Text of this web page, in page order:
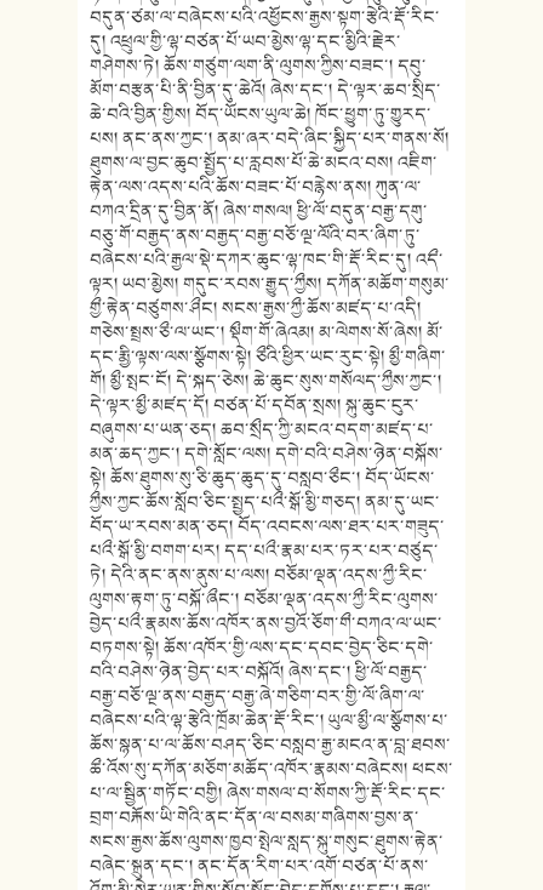
བདུན་ཙམ་ལ་བཞེངས་པའི་འཕྱོངས་རྒྱས་སྟག་རྩེའི་རྡོ་རིང་
དུ། འཕྲུལ་གྱི་ལྷ་བཙན་པོ་ཡབ་མྱེས་ལྷ་དང་མྱིའི་རྗེར་
གཤེགས་ཏེ། ཆོས་གཙུག་ལག་ནི་ལུགས་ཀྱིས་བཟང་། དབུ་
མོག་བརྩན་པི་ནི་བྱིན་དུ་ཆེའོ། ཞེས་དང་། དེ་ལྟར་ཆབ་སྲིད་
ཆེ་བའི་བྱིན་གྱིས། བོད་ཡོངས་ཡུལ་ཆེ། ཁོང་ཕྱུག་ཏུ་གྱུརད་
པས། ནང་ནས་ཀྱང་། ནམ་ཞར་བདེ་ཞིང་སྐྱིད་པར་གནས་སོ།
ཐུགས་ལ་བྱང་ཆུབ་སྤྱོད་པ་རླབས་པོ་ཆེ་མངའ་བས། འཇིག་
རྟེན་ལས་འདས་པའི་ཆོས་བཟང་པོ་བརྙེས་ནས། ཀུན་ལ་
བཀའ་དྲིན་དུ་བྱིན་ནོ། ཞེས་གསལ། ཕྱི་ལོ་བདུན་བརྒྱ་དགུ་
བཅུ་གོ་བརྒྱད་ནས་བརྒྱད་བརྒྱ་བཅོ་ལྔ་ལོའི་བར་ཞིག་ཏུ་
བཞེངས་པའི་རྒྱལ་སྡེ་དཀར་ཆུང་ལྷ་ཁང་གི་རྡོ་རིང་དུ། འདྀ་
ལྟར། ཡབ་མྱེས། གདུང་རབས་རྒྱུད་ཀྱྀས། དཀོན་མཆོག་གསུམ་
གྱྀ་རྟེན་བཙུགས་ཤྀང། སངས་རྒྱས་ཀྱྀ་ཆོས་མཛད་པ་འདི།
གཅེས་སྤྲས་ཅྀ་ལ་ཡང་། སྡྀག་གོ་ཞེའམ། མ་ལེགས་སོ་ཞེས། མོ་
དང་རྨྱི་ལྟས་ལས་སྩོགས་སྟེ། ཅྀའི་ཕྱིར་ཡང་རུང་སྟེ། མྱྀ་གཞིག་
གོ། མྱྀ་སྤང་ངོ། དེ་སྐད་ཅེས། ཆེ་ཆུང་སུས་གསོལད་ཀྱྀས་ཀྱང་།
དེ་ལྟར་མྱྀ་མཛད་དོ། བཙན་པོ་དབོན་སྲས། སྐུ་ཆུང་ངུར་
བཞུགས་པ་ཡན་ཅད། ཆབ་སྲྀད་ཀྱི་མངའ་བདག་མཛད་པ་
མན་ཆད་ཀྱང་། དགེ་སློང་ལས། དགེ་བའི་བཤེས་ཉེན་བསྐོས་
སྟེ། ཆོས་ཐུགས་སུ་ཅི་ཆུད་ཆུད་དུ་བསླབ་ཅྀང་། བོད་ཡོངས་
ཀྱྀས་ཀྱང་ཆོས་སློབ་ཅིང་སྤྱད་པའྀ་སྒོ་མྱི་གཅད། ནམ་དུ་ཡང་
བོད་ཡ་རབས་མན་ཅད། བོད་འབངས་ལས་ཐར་པར་གཟུད་
པའྀ་སྒོ་མྱི་བགག་པར། དད་པའྀ་རྣམ་པར་ཏར་པར་བཙུད་
ཏེ། དེའི་ནང་ནས་ནུས་པ་ལས། བཅོམ་ལྡན་འདས་ཀྱྀ་རིང་
ལུགས་རྟག་ཏུ་བསྐོ་ཞྀང་། བཅོམ་ལྡན་འདས་ཀྱྀ་རིང་ལུགས་
བྱེད་པའྀ་རྣམས་ཆོས་འཁོར་ནས་བྱའོ་ཅོག་གྀ་བཀའ་ལ་ཡང་
བཏགས་སྟེ། ཆོས་འཁོར་གྱི་ལས་དང་དབང་བྱེད་ཅིང་དགེ་
བའི་བཤེས་ཉེན་བྱེད་པར་བསྐོའོ། ཞེས་དང་། ཕྱི་ལོ་བརྒྱད་
བརྒྱ་བཅོ་ལྔ་ནས་བརྒྱད་བརྒྱ་ཞེ་གཅིག་བར་གྱི་ལོ་ཞིག་ལ་
བཞེངས་པའི་ལྷ་རྩེའི་ཁྲོམ་ཆེན་རྡོ་རིང་། ཡུལ་མྱྀ་ལ་སྩོགས་པ་
ཆོས་སྙན་པ་ལ་ཆོས་བཤད་ཅིང་བསླབ་རྒྱ་མངའ་ན་བླ་ཐབས་
ཆྀ་འོས་སུ་དཀོན་མཅོག་མཆོད་འཁོར་རྣམས་བཞེངས། ཕངས་
པ་ལ་སྦྱིན་གཏོང་བགྱི། ཞེས་གསལ་བ་སོགས་ཀྱི་རྡོ་རིང་དང་
བྲག་བརྐོས་ཡི་གེའི་ནང་དོན་ལ་བསམ་གཞིགས་བྱས་ན་
སངས་རྒྱས་ཆོས་ལུགས་ཁྱབ་སྤེལ་སླད་སྐུ་གསུང་ཐུགས་རྟེན་
བཞེང་སྐྲུན་དང་། ནང་དོན་རིག་པར་འགོ་བཙན་པོ་ནས་